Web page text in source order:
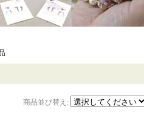
商品並び替え :